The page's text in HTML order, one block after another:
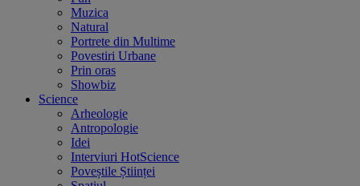
Muzica
Natural
Portrete din Multime
Povestiri Urbane
Prin oras
Showbiz
Science
Arheologie
Antropologie
Idei
Interviuri HotScience
Poveștile Științei